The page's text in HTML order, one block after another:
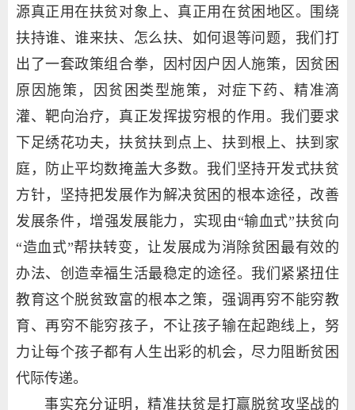
源真正用在扶贫对象上、真正用在贫困地区。围绕
扶持谁、谁来扶、怎么扶、如何退等问题，我们打
出了一套政策组合拳，因村因户因人施策，因贫困
原因施策，因贫困类型施策，对症下药、精准滴
灌、靶向治疗，真正发挥拔穷根的作用。我们要求
下足绣花功夫，扶贫扶到点上、扶到根上、扶到家
庭，防止平均数掩盖大多数。我们坚持开发式扶贫
方针，坚持把发展作为解决贫困的根本途径，改善
发展条件，增强发展能力，实现由“输血式”扶贫向
“造血式”帮扶转变，让发展成为消除贫困最有效的
办法、创造幸福生活最稳定的途径。我们紧紧扭住
教育这个脱贫致富的根本之策，强调再穷不能穷教
育、再穷不能穷孩子，不让孩子输在起跑线上，努
力让每个孩子都有人生出彩的机会，尽力阻断贫困
代际传递。
事实充分证明，精准扶贫是打赢脱贫攻坚战的